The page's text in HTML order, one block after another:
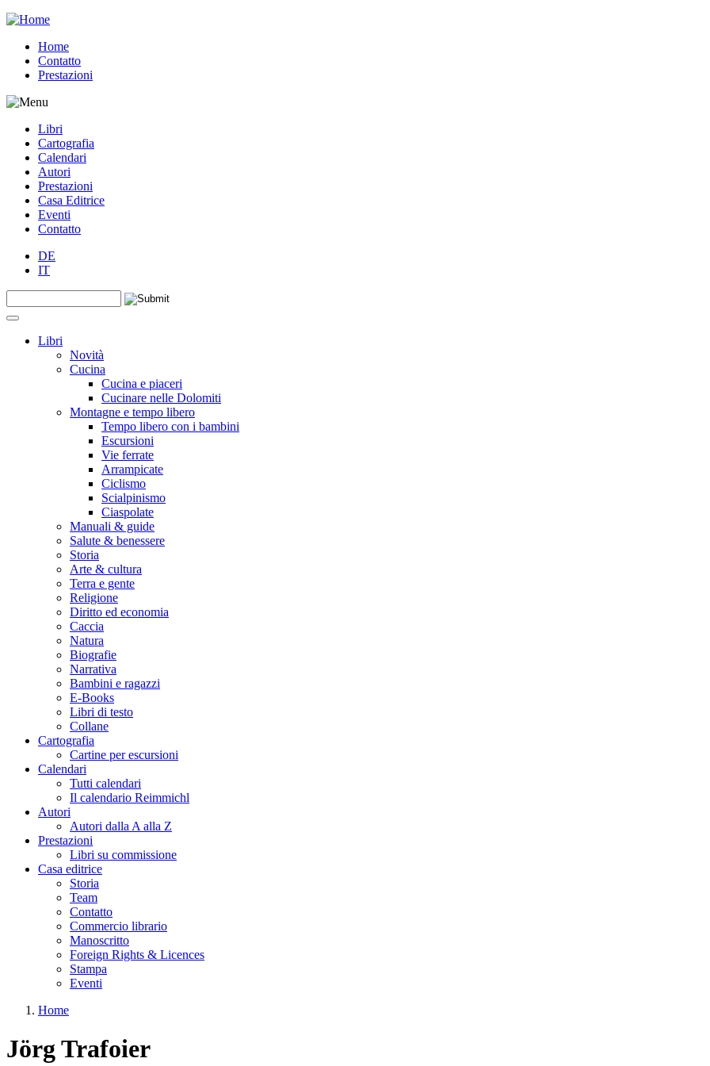
Jump to navigation
Home
Contatto
Prestazioni
Libri
Cartografia
Calendari
Autori
Prestazioni
Casa Editrice
Eventi
Contatto
DE
IT
Form di ricerca
Libri
Novità
Cucina
Cucina e piaceri
Cucinare nelle Dolomiti
Montagne e tempo libero
Tempo libero con i bambini
Escursioni
Vie ferrate
Arrampicate
Ciclismo
Scialpinismo
Ciaspolate
Manuali & guide
Salute & benessere
Storia
Arte & cultura
Terra e gente
Religione
Diritto ed economia
Caccia
Natura
Biografie
Narrativa
Bambini e ragazzi
E-Books
Libri di testo
Collane
Cartografia
Cartine per escursioni
Calendari
Tutti calendari
Il calendario Reimmichl
Autori
Autori dalla A alla Z
Prestazioni
Libri su commissione
Casa editrice
Storia
Team
Contatto
Commercio librario
Manoscritto
Foreign Rights & Licences
Stampa
Eventi
Home
Jörg Trafoier